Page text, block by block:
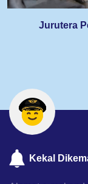
Jurutera
Kekal